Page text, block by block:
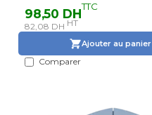
98,50 DHTTC
82,08 DH HT
Ajouter au panier
Comparer